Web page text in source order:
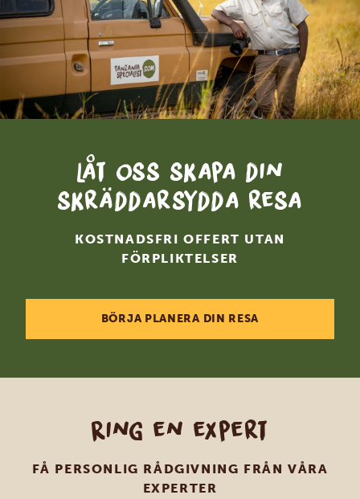
Låt oss skapa din
skräddarsydda resa
KOSTNADSFRI OFFERT UTAN
FÖRPLIKTELSER
BÖRJA PLANERA DIN RESA
Ring en expert
FÅ PERSONLIG RÅDGIVNING FRÅN VÅRA
EXPERTER